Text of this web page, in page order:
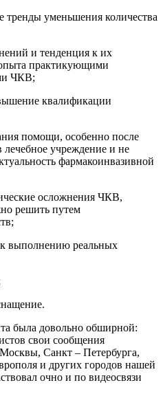
уменьшения количества
и тенденция к их
практикующими
ЧКВ;
квалификации
помощи, особенно после
учреждение и не
фармакоинвазивной
осложнения ЧКВ,
решить путем
к выполнению реальных
была довольно обширной:
свои сообщения
Санкт – Петербурга,
и других городов нашей
очно и по видеосвязи